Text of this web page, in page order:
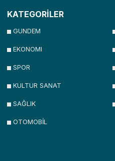
KATEGORİLER
GUNDEM
EKONOMI
SPOR
KULTUR SANAT
SAĞLIK
OTOMOBİL